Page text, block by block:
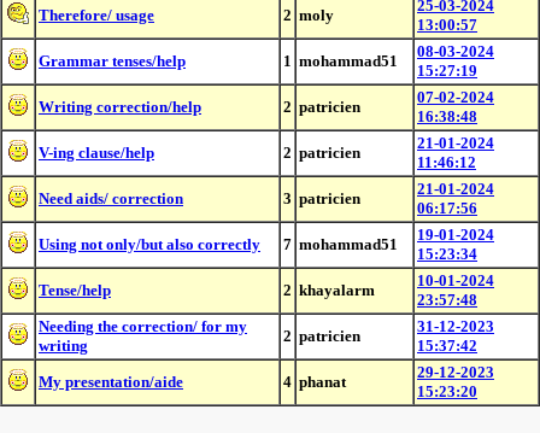
Therefore/ usage
2 moly
25-03-2024
13:00:57
Grammar tenses/help
1 mohammad51
08-03-2024
15:27:19
Writing correction/help
2 patricien
07-02-2024
16:38:48
V-ing clause/help
2 patricien
21-01-2024
11:46:12
Need aids/ correction
3 patricien
21-01-2024
06:17:56
Using not only/but also correctly
7 mohammad51
19-01-2024
15:23:34
Tense/help
2 khayalarm
10-01-2024
23:57:48
Needing the correction/ for my
writing
2 patricien
31-12-2023
15:37:42
My presentation/aide
4 phanat
29-12-2023
15:23:20